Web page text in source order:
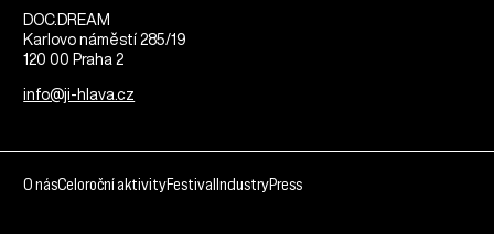
DOC.DREAM​
Karlovo náměstí 285/19
120 00 Praha 2
info@ji-hlava.cz
O násCeloroční aktivityFestival IndustryPress